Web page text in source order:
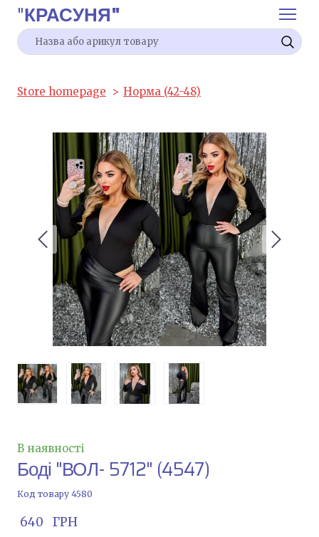
"КРАСУНЯ"
Store homepage Норма (42-48)
В наявності
Боді "ВОЛ- 5712" (4547)
Код товару 4580
640   ГРН